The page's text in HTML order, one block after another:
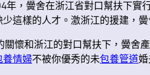
年，黌舍在浙江省對口幫扶下實
這樣的人才。激浙江的援建，黌
懷和浙江的對口幫扶下，黌舍
養情婦不被你優秀的未包養管道